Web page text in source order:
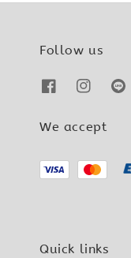
Follow us
We accept
Quick links